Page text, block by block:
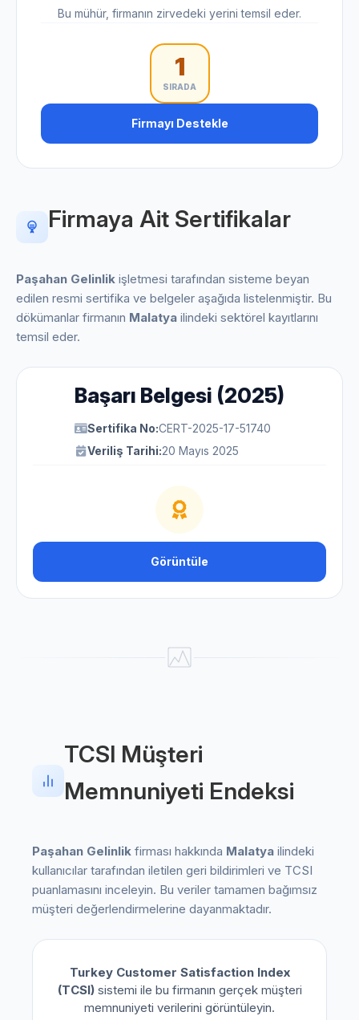
Bu mühür, firmanın zirvedeki yerini temsil eder.
1
SIRADA
Firmayı Destekle
Firmaya Ait Sertifikalar
Paşahan Gelinlik işletmesi tarafından sisteme beyan
edilen resmi sertifika ve belgeler aşağıda listelenmiştir. Bu
dökümanlar firmanın Malatya ilindeki sektörel kayıtlarını
temsil eder.
Başarı Belgesi (2025)
Sertifika No:CERT-2025-17-51740
Veriliş Tarihi:20 Mayıs 2025
Görüntüle
TCSI Müşteri
Memnuniyeti Endeksi
Paşahan Gelinlik firması hakkında Malatya ilindeki
kullanıcılar tarafından iletilen geri bildirimleri ve TCSI
puanlamasını inceleyin. Bu veriler tamamen bağımsız
müşteri değerlendirmelerine dayanmaktadır.
Turkey Customer Satisfaction Index
(TCSI)sistemi ile bu firmanın gerçek müşteri
memnuniyeti verilerini görüntüleyin.